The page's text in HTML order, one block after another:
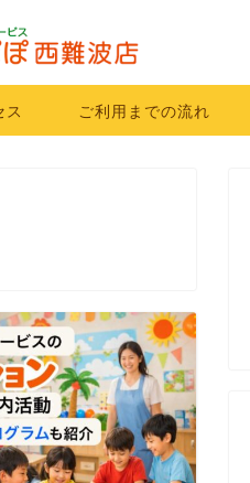
ス ご利用までの流れ